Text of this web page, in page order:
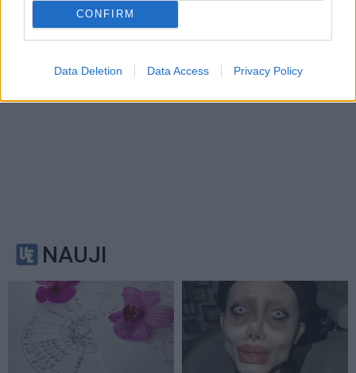
CONFIRM
Data Deletion Data Access Privacy Policy
NAUJI